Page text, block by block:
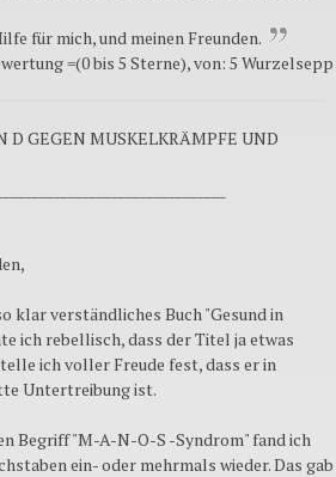
für mich, und meinen Freunden.
=(0 bis 5 Sterne), von: 5 Wurzelsepp
D GEGEN MUSKELKRÄMPFE UND
klar verständliches Buch "Gesund in
ich rebellisch, dass der Titel ja etwas
ich voller Freude fest, dass er in
Untertreibung ist.
Begriff "M-A-N-O-S -Syndrom" fand ich
ein- oder mehrmals wieder. Das gab